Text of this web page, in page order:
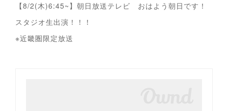
【8/2(木)6:45~】朝日放送テレビ おはよう朝日です！
スタジオ生出演！！！
※近畿圏限定放送